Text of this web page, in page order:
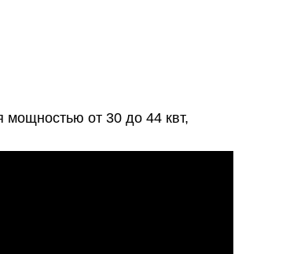
мощностью от 30 до 44 квт,